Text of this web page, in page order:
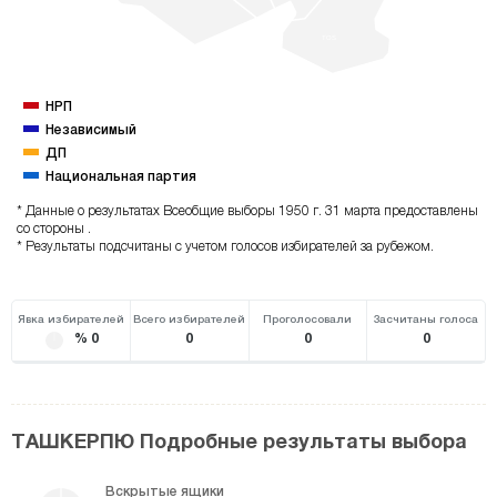
НРП
Независимый
ДП
Национальная партия
* Данные о результатах Всеобщие выборы 1950 г. 31 марта предоставлены
со стороны .
* Результаты подсчитаны с учетом голосов избирателей за рубежом.
Явка избирателей
% 0
Всего избирателей
0
Проголосовали
0
Засчитаны голоса
0
ТАШКЕРПЮ Подробные результаты выбора
Вскрытые ящики